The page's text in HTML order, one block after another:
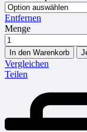
Entfernen
Menge
In den Warenkorb
Vergleichen
Teilen